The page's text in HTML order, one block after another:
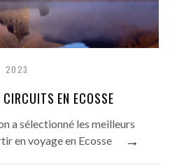
2023
EN ECOSSE
a sélectionné les meilleurs
en voyage en Ecosse
→